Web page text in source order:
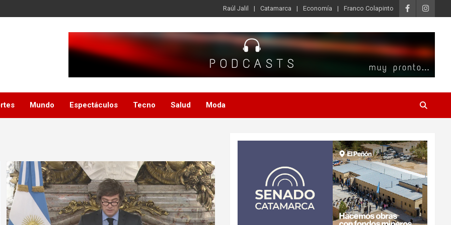
Raúl Jalil Catamarca Economía Franco Colapinto
Mundo Espectáculos Tecno Salud Moda